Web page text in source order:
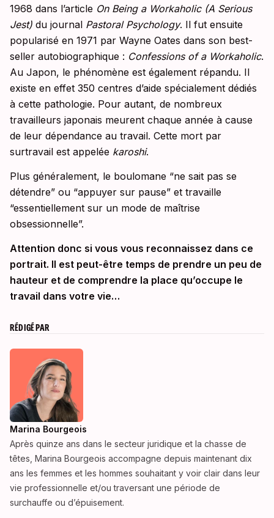
1968 dans l’article On Being a Workaholic (A Serious
Jest) du journal Pastoral Psychology. Il fut ensuite
popularisé en 1971 par Wayne Oates dans son best-
seller autobiographique : Confessions of a Workaholic.
Au Japon, le phénomène est également répandu. Il
existe en effet 350 centres d’aide spécialement dédiés
à cette pathologie. Pour autant, de nombreux
travailleurs japonais meurent chaque année à cause
de leur dépendance au travail. Cette mort par
surtravail est appelée karoshi.
Plus généralement, le boulomane “ne sait pas se
détendre” ou “appuyer sur pause” et travaille
“essentiellement sur un mode de maîtrise
obsessionnelle”.
Attention donc si vous vous reconnaissez dans ce
portrait. Il est peut-être temps de prendre un peu de
hauteur et de comprendre la place qu’occupe le
travail dans votre vie…
RÉDIGÉ PAR
Marina Bourgeois
Après quinze ans dans le secteur juridique et la chasse de
têtes, Marina Bourgeois accompagne depuis maintenant dix
ans les femmes et les hommes souhaitant y voir clair dans leur
vie professionnelle et/ou traversant une période de
surchauffe ou d’épuisement.